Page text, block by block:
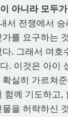
아니라 모두
서 전쟁에서
를 요구하는
. 그래서 여
. 이것은 아이
실히 가르쳐
께 기도하고
을 허락하신